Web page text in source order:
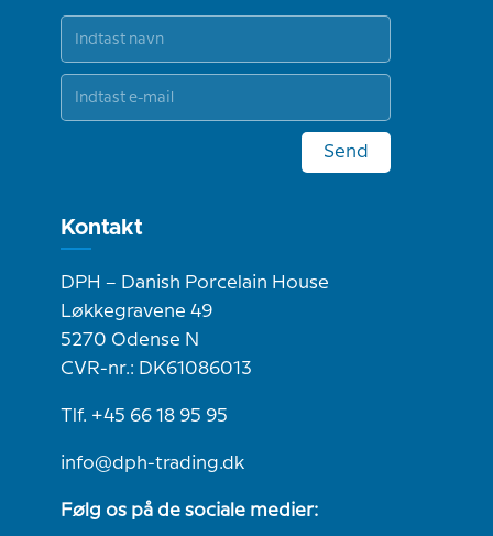
Send
Kontakt
DPH – Danish Porcelain House
Løkkegravene 49
5270 Odense N
CVR-nr.: DK61086013
Tlf. +45 66 18 95 95
info@dph-trading.dk
Følg os på de sociale medier: